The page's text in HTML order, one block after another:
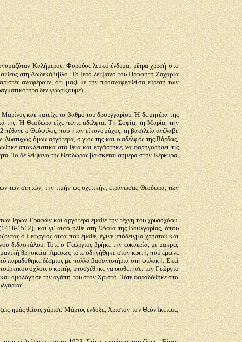
Καλήμερος. Φορούσε λευκό ένδυμα, μίτρα χρυσή στο
στη Δωδεκάβιβλο. Το Ιερό λείψανο του Προφήτη Ζαχαρία
αναφέρουν, ότι μαζί με την προαναφερθείσα εύρεση των
δεν γνωρίζουμε).
και κατείχε το βαθμό του δρουγγαρίου. Ή δε μητέρα της
της. Ή Θεοδώρα είχε πέντε αδέλφια. Τη Σοφία, τη Μαρία, την
ο Θεόφιλος, πού ήταν είκονομάχος, τη βασιλεία ανέλαβε
όμως αργότερα, ο γιος της και ο αδελφός της Βάρδας,
αποκλειστικά στα θεία και εργάστηκε, να παρηγορήσει τις
Το δε λείψανο της Θεοδώρας βρίσκεται σήμερα στην Κέρκυρα,
των σεπτών, την τιμήν ως σχετικήν, έτράνωσας Θεοδώρα, των
Ιερών Γραφών και αργότερα έμαθε την τέχνη του χρυσοχόου.
1512), και γι' αυτό ήλθε στη Σόφια της Βουλγαρίας, όπου
ο Γεώργιος αυτά πού έμαθε, έγινε υπόδειγμα χρηστού και
διδασκάλου. Τότε ο Γεώργιος βρήκε την ευκαιρία, με μακρές
θρησκεία. Αμέσως τότε οδηγήθηκε στον κριτή, πού έμεινε
παραδόθηκε δέσμιος με πολλά βασανιστήρια στη φυλακή. Εκεί
όχλου. ο κριτής υποσχέθηκε να υιοθετήσει τον Γεώργιο
ομολόγησε την αγάπη του στον Χριστό. Τότε παραδόθηκε στο
ημάς θείαις χάρισι. Μάρτυς ένδοξε, Χριστόν τον Θεόν Ικέτευε,